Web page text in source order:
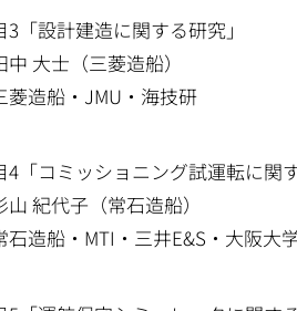
「設計建造に関する研究」
大士（三菱造船）
菱造船・JMU・海技研
「コミッショニング試運転に関
紀代子（常石造船）
石造船・MTI・三井E&S・大阪大